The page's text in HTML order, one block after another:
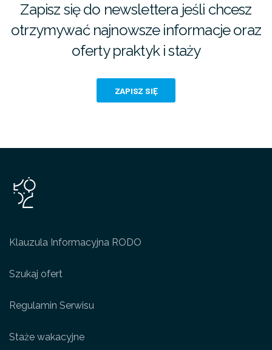
Zapisz się do newslettera jeśli chcesz
otrzymywać najnowsze informacje oraz
oferty praktyk i staży
ZAPISZ SIĘ
Klauzula Informacyjna RODO
Szukaj ofert
Regulamin Serwisu
Staże wakacyjne